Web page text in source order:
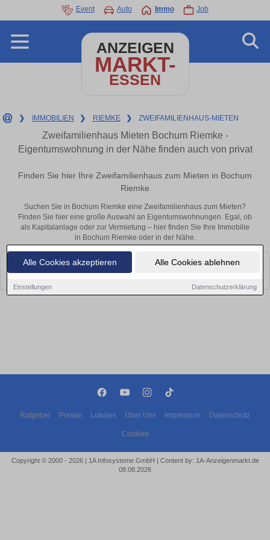
Alle Cookies akzeptieren Alle Cookies ablehnen
Einstellungen Datenschutzerklärung
Event Auto Immo Job
ANZEIGEN
MARKT-
ESSEN
❯ IMMOBILIEN ❯ RIEMKE ❯ ZWEIFAMILIENHAUS-MIETEN
Zweifamilienhaus Mieten Bochum Riemke -
Eigentumswohnung in der Nähe finden auch von privat
Finden Sie hier Ihre Zweifamilienhaus zum Mieten in Bochum
Riemke
Suchen Sie in Bochum Riemke eine Zweifamilienhaus zum Mieten?
Finden Sie hier eine große Auswahl an Eigentumswohnungen. Egal, ob
als Kapitalanlage oder zur Vermietung – hier finden Sie Ihre Immobilie
in Bochum Riemke oder in der Nähe.
Leider konnten wir derzeit keine passenden Objekte finden. Schauen Sie
bald wieder vorbei!
Ratgeber Presse Lokales Über Uns Impressum Datenschutz
Cookies
Copyright © 2000 - 2026 | 1A Infosysteme GmbH | Content by: 1A-Anzeigenmarkt.de
08.08.2026